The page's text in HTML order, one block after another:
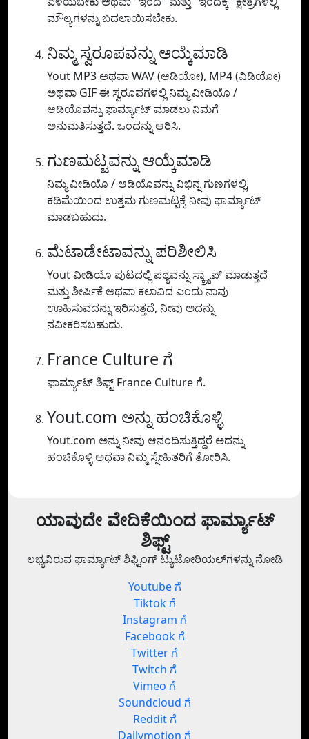
ಮೌಲ್ಯಗಳನ್ನು ಬದಲಾಯಿಸಬೇಕು.
ನಿಮ್ಮ ಸ್ವರೂಪವನ್ನು ಆಯ್ಕೆಮಾಡಿ
Yout MP3 ಅಥವಾ WAV (ಆಡಿಯೋ), MP4 (ವಿಡಿಯೋ)
ಅಥವಾ GIF ಈ ಸ್ವರೂಪಗಳಲ್ಲಿ ನಿಮ್ಮ ವೀಡಿಯೊ /
ಆಡಿಯೊವನ್ನು ಫಾರ್ಮ್ಯಾಟ್ ಮಾಡಲು ನಿಮಗೆ
ಅನುಮತಿಸುತ್ತದೆ. ಒಂದನ್ನು ಆರಿಸಿ.
ಗುಣಮಟ್ಟವನ್ನು ಆಯ್ಕೆಮಾಡಿ
ನಿಮ್ಮ ವೀಡಿಯೊ / ಆಡಿಯೊವನ್ನು ವಿಭಿನ್ನ ಗುಣಗಳಲ್ಲಿ,
ಕಡಿಮೆಯಿಂದ ಉತ್ತಮ ಗುಣಮಟ್ಟಕ್ಕೆ ನೀವು ಫಾರ್ಮ್ಯಾಟ್
ಮಾಡಬಹುದು.
ಮೆಟಾಡೇಟಾವನ್ನು ಪರಿಶೀಲಿಸಿ
Yout ವೀಡಿಯೊ ಪುಟದಲ್ಲಿ ಪಠ್ಯವನ್ನು ಸ್ಕ್ರ್ಯಾಪ್ ಮಾಡುತ್ತದೆ
ಮತ್ತು ಶೀರ್ಷಿಕೆ ಅಥವಾ ಕಲಾವಿದ ಎಂದು ನಾವು
ಊಹಿಸುವದನ್ನು ಇರಿಸುತ್ತದೆ, ನೀವು ಅದನ್ನು
ನವೀಕರಿಸಬಹುದು.
France Culture ಗೆ
ಫಾರ್ಮ್ಯಾಟ್ ಶಿಫ್ಟ್ France Culture ಗೆ.
Yout.com ಅನ್ನು ಹಂಚಿಕೊಳ್ಳಿ
Yout.com ಅನ್ನು ನೀವು ಆನಂದಿಸುತ್ತಿದ್ದರೆ ಅದನ್ನು
ಹಂಚಿಕೊಳ್ಳಿ ಅಥವಾ ನಿಮ್ಮ ಸ್ನೇಹಿತರಿಗೆ ತೋರಿಸಿ.
ಯಾವುದೇ ವೇದಿಕೆಯಿಂದ ಫಾರ್ಮ್ಯಾಟ್
ಶಿಫ್ಟ್
ಲಭ್ಯವಿರುವ ಫಾರ್ಮ್ಯಾಟ್ ಶಿಫ್ಟಿಂಗ್ ಟ್ಯುಟೋರಿಯಲ್‌ಗಳನ್ನು ನೋಡಿ
Youtube ಗೆ
Tiktok ಗೆ
Instagram ಗೆ
Facebook ಗೆ
Twitter ಗೆ
Twitch ಗೆ
Vimeo ಗೆ
Soundcloud ಗೆ
Reddit ಗೆ
Dailymotion ಗೆ